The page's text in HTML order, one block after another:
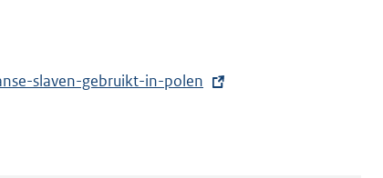
slaven-gebruikt-in-polen